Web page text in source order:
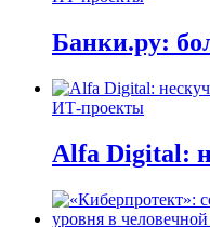
Банки.ру:
ИТ-проекты
Alfa Digital: